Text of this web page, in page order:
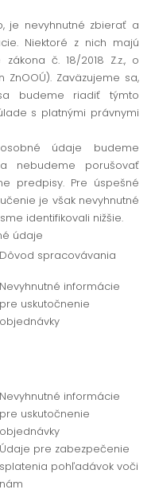
je nevyhnutné zbierať a
Niektoré z nich majú
č. 18/2018 Z.z., o
Zaväzujeme sa,
budeme riadiť týmto
s platnými právnymi
údaje budeme
nebudeme porušovať
predpisy. Pre úspešné
je však nevyhnutné
identifikovali nižšie.
údaje
Dôvod spracovávania
Nevyhnutné informácie
pre uskutočnenie
objednávky
Nevyhnutné informácie
pre uskutočnenie
objednávky
Údaje pre zabezpečenie
splatenia pohľadávok voči
nám